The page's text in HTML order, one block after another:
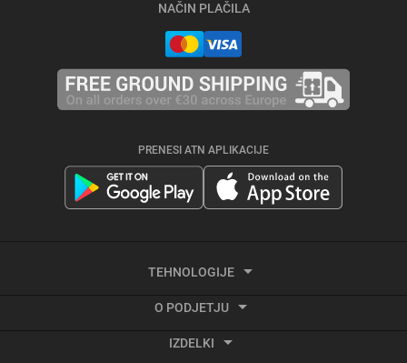
NAČIN PLAČILA
PRENESI ATN APLIKACIJE
TEHNOLOGIJE
Snemanje videa z aktivacijo odboja
O PODJETJU
IZDELKI